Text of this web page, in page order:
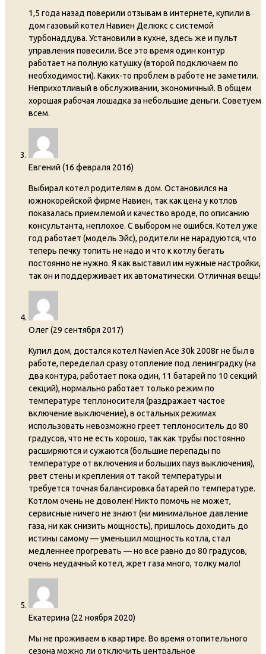
1,5 года назад поверили отзывам в интернете, купили в
дом газовый котел Навиен Делюкс с системой
турбонаддува. Установили в кухне, здесь же и пульт
управления повесили. Все это время один контур
работает на полную катушку (второй подключаем по
необходимости). Каких-то проблем в работе не заметили.
Неприхотливый в обслуживании, экономичный. В общем
хорошая рабочая лошадка за небольшие деньги. Советуем
всем.
Евгений (16 февраля 2016)
Выбирал котел родителям в дом. Остановился на
южнокорейской фирме Навиен, так как цена у котлов
показалась приемлемой и качество вроде, по описанию
консультанта, неплохое. С выбором не ошибся. Котел уже
год работает (модель Эйс), родители не нарадуются, что
теперь печку топить не надо и что к котлу бегать
постоянно не нужно. Я как выставил им нужные настройки,
так он и поддерживает их автоматически. Отличная вещь!
Олег(29 сентября 2017)
Купил дом, достался котел Navien Ace 30k 2008г не был в
работе, переделал сразу отопление под ленинградку (на
два контура, работает пока один, 11 батарей по 10 секций
секций), нормально работает только режим по
температуре теплоносителя (раздражает частое
включение выключение), в остальных режимах
использовать невозможно греет теплоноситель до 80
градусов, что не есть хорошо, так как трубы постоянно
расширяются и сужаются (большие перепады по
температуре от включения и больших пауз выключения),
рвет стены и крепления от такой температуры и
требуется точная балансировка батарей по температуре.
Котлом очень не доволен! Никто помочь не может,
сервисные ничего не знают (ни минимальное давление
газа, ни как снизить мощность), пришлось доходить до
истины самому — уменьшил мощность котла, стал
медленнее прогревать — но все равно до 80 градусов,
очень неудачный котел, жрет газа много, толку мало!
Екатерина (22 ноября 2020)
Мы не проживаем в квартире. Во время отопительного
сезона можно ли отключить центральное